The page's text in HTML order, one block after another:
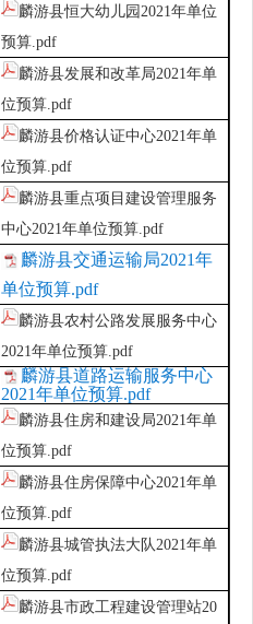
麟游县恒大幼儿园2021年单位
预算.pdf
麟游县发展和改革局2021年单
位预算.pdf
麟游县价格认证中心2021年单
位预算.pdf
麟游县重点项目建设管理服务
中心2021年单位预算.pdf
麟游县交通运输局2021年
单位预算.pdf
麟游县农村公路发展服务中心
2021年单位预算.pdf
麟游县道路运输服务中心
2021年单位预算.pdf
麟游县住房和建设局2021年单
位预算.pdf
麟游县住房保障中心2021年单
位预算.pdf
麟游县城管执法大队2021年单
位预算.pdf
麟游县市政工程建设管理站20